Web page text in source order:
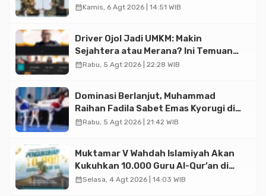
Triliun
calendar_monthKamis, 6 Agt 2026 | 14:51 WIB
Driver Ojol Jadi UMKM: Makin
Sejahtera atau Merana? Ini Temuan
Diskusi Paramadina
calendar_monthRabu, 5 Agt 2026 | 22:28 WIB
Dominasi Berlanjut, Muhammad
Raihan Fadila Sabet Emas Kyorugi di
Asian Taekwondo Indonesia Open
calendar_monthRabu, 5 Agt 2026 | 21:42 WIB
Muktamar V Wahdah Islamiyah Akan
Kukuhkan 10.000 Guru Al-Qur’an di
Masjid Istiqlal
calendar_monthSelasa, 4 Agt 2026 | 14:03 WIB